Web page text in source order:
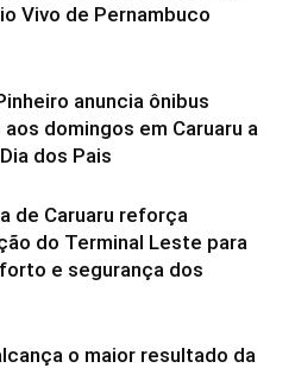
Vivo de Pernambuco
anuncia ônibus
domingos em Caruaru a
dos Pais
de Caruaru reforça
do Terminal Leste para
e segurança dos
o maior resultado da